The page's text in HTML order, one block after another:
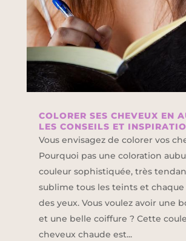
COLORER SES CHEVEUX EN
LES CONSEILS ET
Vous envisagez de colorer vos
Pourquoi pas une coloration
couleur sophistiquée, très
sublime tous les teints et
des yeux. Vous voulez avoir une
et une belle coiffure ? Cette
cheveux chaude est...